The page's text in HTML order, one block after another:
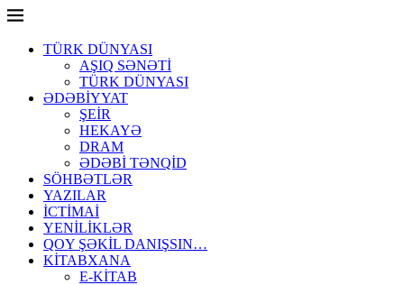
TÜRK DÜNYASI
AŞIQ SƏNƏTİ
TÜRK DÜNYASI
ƏDƏBİYYAT
ŞEİR
HEKAYƏ
DRAM
ƏDƏBİ TƏNQİD
SÖHBƏTLƏR
YAZILAR
İCTİMAİ
YENİLİKLƏR
QOY ŞƏKİL DANIŞSIN…
KİTABXANA
E-KİTAB